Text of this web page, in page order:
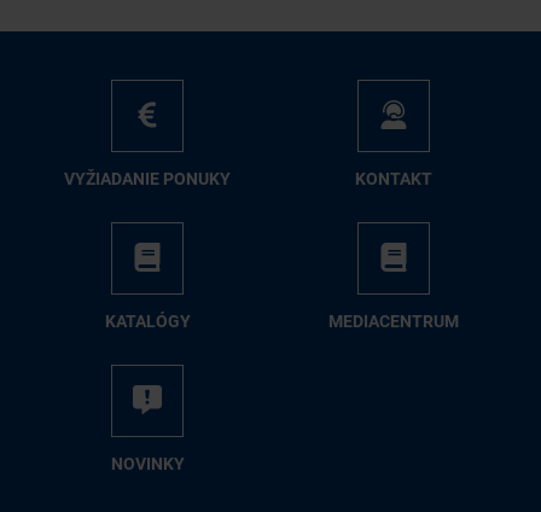
VY­ŽIA­DA­NIE PO­NU­KY KON­TAKT
KA­TA­LÓ­GY ME­DIA­CEN­TRUM
NO­VIN­KY